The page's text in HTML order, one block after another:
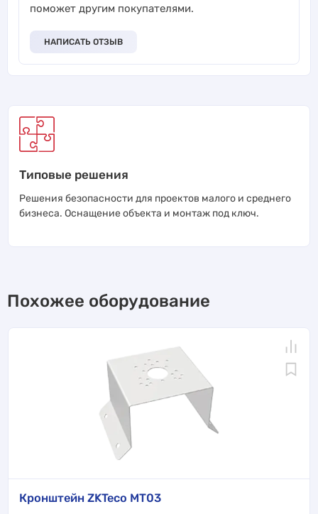
поможет другим покупателями.
НАПИСАТЬ ОТЗЫВ
Типовые решения
Решения безопасности для проектов малого и среднего
бизнеса. Оснащение объекта и монтаж под ключ.
Похожее оборудование
Кронштейн ZKTeco MT03